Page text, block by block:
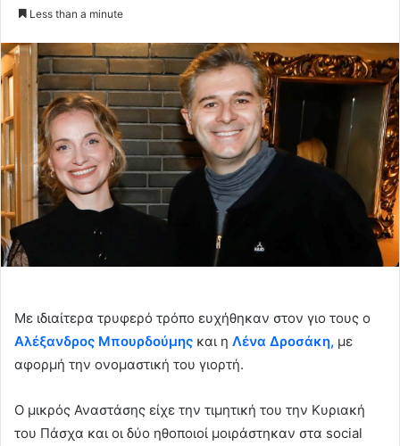
Less than a minute
Με ιδιαίτερα τρυφερό τρόπο ευχήθηκαν στον γιο τους ο
Αλέξανδρος Μπουρδούμης και η Λένα Δροσάκη, με
αφορμή την ονομαστική του γιορτή.
Ο μικρός Αναστάσης είχε την τιμητική του την Κυριακή
του Πάσχα και οι δύο ηθοποιοί μοιράστηκαν στα social